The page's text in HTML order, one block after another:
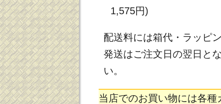
1,575円)
配送料には箱代・ラッピ
発送はご注文日の翌日と
い。
当店でのお買い物には各